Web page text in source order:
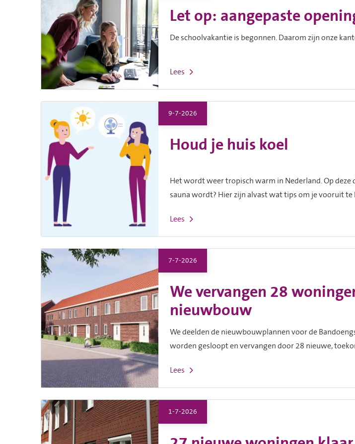
Let op: aangepaste
De schoolvakantie is begonnen. Daarom zijn onze
Lees
Houd je huis koel
9-7-2026
Het wordt weer tropisch warm in Nederland. Op
sauna wordt? Hier zijn alvast wat tips om je vooruit te
Lees
We vervangen 28
nieuwbouw
7-7-2026
We deelden de nieuwbouwplannen voor de
worden gesloopt en vervangen door 28 nieuwe,
Lees
1-7-2026